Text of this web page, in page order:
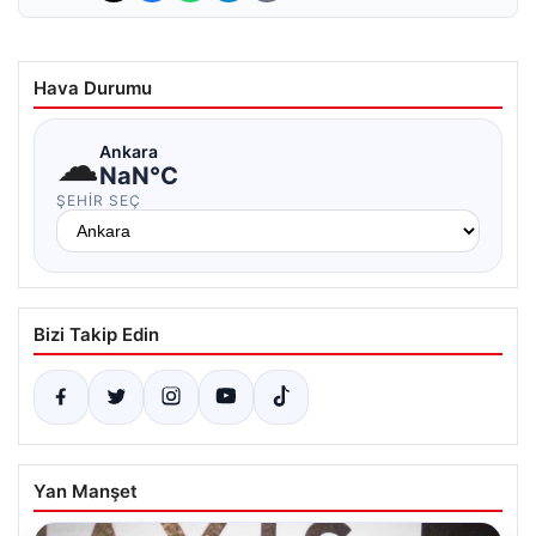
Hava Durumu
☁Ankara
NaN°C
ŞEHIR SEÇ
Bizi Takip Edin
Yan Manşet